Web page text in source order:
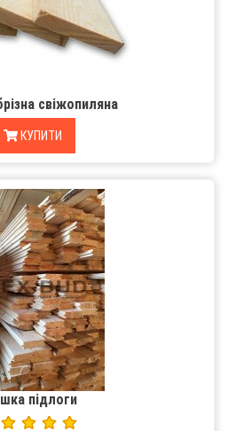
свіжопиляна
КУПИТИ
підлоги